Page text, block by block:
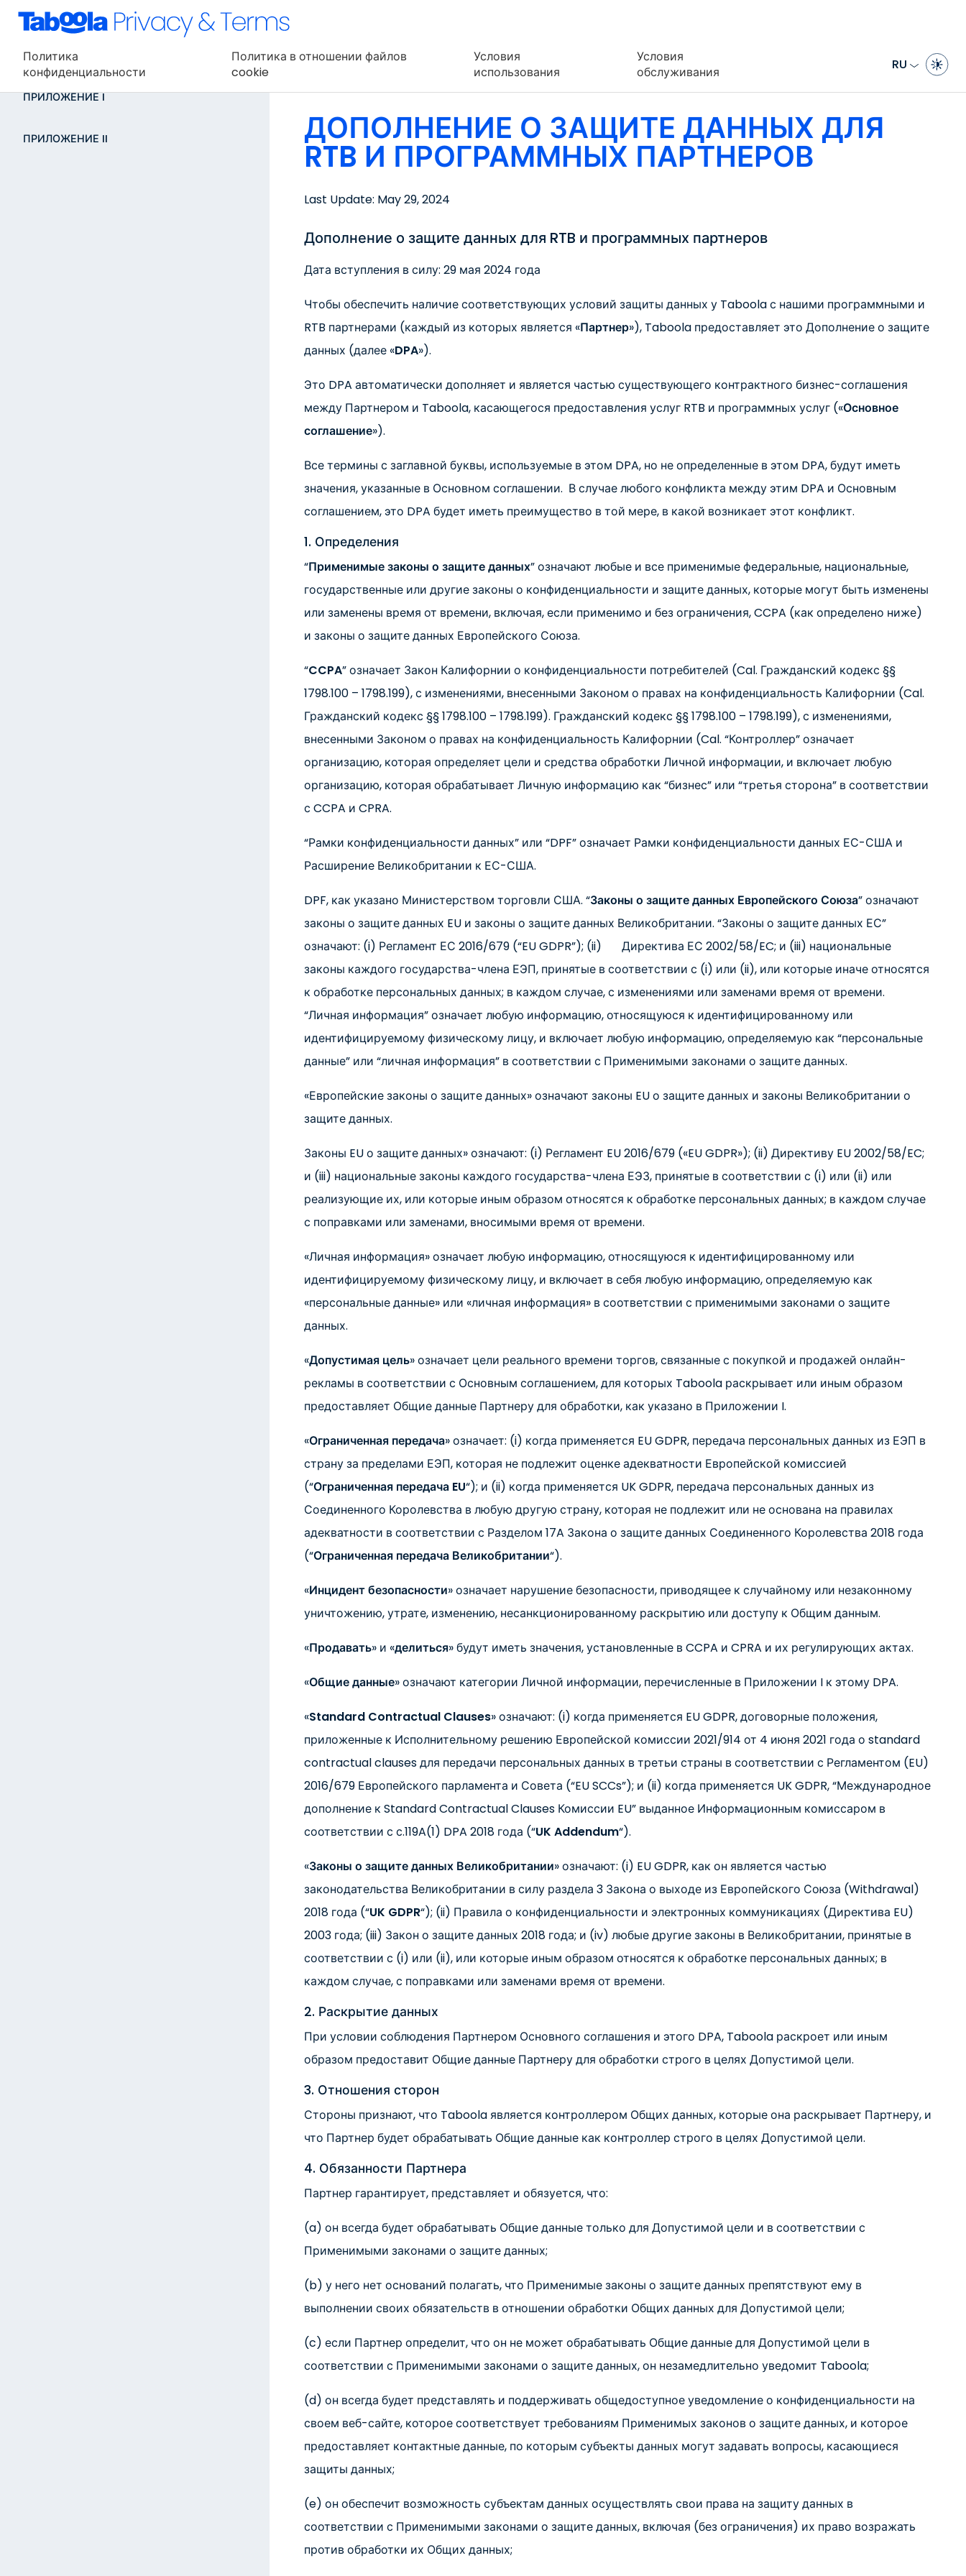
Политика
конфиденциальности
Политика в отношении файлов
cookie
Условия
использования
Условия
обслуживания
RU
ПРИЛОЖЕНИЕ I
ПРИЛОЖЕНИЕ II ДОПОЛНЕНИЕ О ЗАЩИТЕ ДАННЫХ ДЛЯ
RTB И ПРОГРАММНЫХ ПАРТНЕРОВ
Last Update: May 29, 2024
Дополнение о защите данных для RTB и программных партнеров
Дата вступления в силу: 29 мая 2024 года
Чтобы обеспечить наличие соответствующих условий защиты данных у Taboola с нашими программными и
RTB партнерами (каждый из которых является «Партнер»), Taboola предоставляет это Дополнение о защите
данных (далее «DPA»).
Это DPA автоматически дополняет и является частью существующего контрактного бизнес-соглашения
между Партнером и Taboola, касающегося предоставления услуг RTB и программных услуг («Основное
соглашение»).
Все термины с заглавной буквы, используемые в этом DPA, но не определенные в этом DPA, будут иметь
значения, указанные в Основном соглашении. В случае любого конфликта между этим DPA и Основным
соглашением, это DPA будет иметь преимущество в той мере, в какой возникает этот конфликт.
1. Определения
“Применимые законы о защите данных” означают любые и все применимые федеральные, национальные,
государственные или другие законы о конфиденциальности и защите данных, которые могут быть изменены
или заменены время от времени, включая, если применимо и без ограничения, CCPA (как определено ниже)
и законы о защите данных Европейского Союза.
“CCPA” означает Закон Калифорнии о конфиденциальности потребителей (Cal. Гражданский кодекс §§
1798.100 – 1798.199), с изменениями, внесенными Законом о правах на конфиденциальность Калифорнии (Cal.
Гражданский кодекс §§ 1798.100 – 1798.199). Гражданский кодекс §§ 1798.100 – 1798.199), с изменениями,
внесенными Законом о правах на конфиденциальность Калифорнии (Cal. “Контроллер” означает
организацию, которая определяет цели и средства обработки Личной информации, и включает любую
организацию, которая обрабатывает Личную информацию как “бизнес” или “третья сторона” в соответствии
с CCPA и CPRA.
“Рамки конфиденциальности данных” или “DPF” означает Рамки конфиденциальности данных ЕС-США и
Расширение Великобритании к ЕС-США.
DPF, как указано Министерством торговли США. “Законы о защите данных Европейского Союза” означают
законы о защите данных EU и законы о защите данных Великобритании. “Законы о защите данных ЕС”
означают: (i) Регламент ЕС 2016/679 (“EU GDPR”); (ii) Директива ЕС 2002/58/EC; и (iii) национальные
законы каждого государства-члена ЕЭП, принятые в соответствии с (i) или (ii), или которые иначе относятся
к обработке персональных данных; в каждом случае, с изменениями или заменами время от времени.
“Личная информация” означает любую информацию, относящуюся к идентифицированному или
идентифицируемому физическому лицу, и включает любую информацию, определяемую как “персональные
данные” или “личная информация” в соответствии с Применимыми законами о защите данных.
«Европейские законы о защите данных» означают законы EU о защите данных и законы Великобритании о
защите данных.
Законы EU о защите данных» означают: (i) Регламент EU 2016/679 («EU GDPR»); (ii) Директиву EU 2002/58/EC;
и (iii) национальные законы каждого государства-члена ЕЭЗ, принятые в соответствии с (i) или (ii) или
реализующие их, или которые иным образом относятся к обработке персональных данных; в каждом случае
с поправками или заменами, вносимыми время от времени.
«Личная информация» означает любую информацию, относящуюся к идентифицированному или
идентифицируемому физическому лицу, и включает в себя любую информацию, определяемую как
«персональные данные» или «личная информация» в соответствии с применимыми законами о защите
данных.
«Допустимая цель» означает цели реального времени торгов, связанные с покупкой и продажей онлайн-
рекламы в соответствии с Основным соглашением, для которых Taboola раскрывает или иным образом
предоставляет Общие данные Партнеру для обработки, как указано в Приложении I.
«Ограниченная передача» означает: (i) когда применяется EU GDPR, передача персональных данных из ЕЭП в
страну за пределами ЕЭП, которая не подлежит оценке адекватности Европейской комиссией
(“Ограниченная передача EU“); и (ii) когда применяется UK GDPR, передача персональных данных из
Соединенного Королевства в любую другую страну, которая не подлежит или не основана на правилах
адекватности в соответствии с Разделом 17A Закона о защите данных Соединенного Королевства 2018 года
(“Ограниченная передача Великобритании“).
«Инцидент безопасности» означает нарушение безопасности, приводящее к случайному или незаконному
уничтожению, утрате, изменению, несанкционированному раскрытию или доступу к Общим данным.
«Продавать» и «делиться» будут иметь значения, установленные в CCPA и CPRA и их регулирующих актах.
«Общие данные» означают категории Личной информации, перечисленные в Приложении I к этому DPA.
«Standard Contractual Clauses» означают: (i) когда применяется EU GDPR, договорные положения,
приложенные к Исполнительному решению Европейской комиссии 2021/914 от 4 июня 2021 года о standard
contractual clauses для передачи персональных данных в третьи страны в соответствии с Регламентом (EU)
2016/679 Европейского парламента и Совета (“EU SCCs”); и (ii) когда применяется UK GDPR, “Международное
дополнение к Standard Contractual Clauses Комиссии EU” выданное Информационным комиссаром в
соответствии с с.119A(1) DPA 2018 года (“UK Addendum“).
«Законы о защите данных Великобритании» означают: (i) EU GDPR, как он является частью
законодательства Великобритании в силу раздела 3 Закона о выходе из Европейского Союза (Withdrawal)
2018 года (“UK GDPR“); (ii) Правила о конфиденциальности и электронных коммуникациях (Директива EU)
2003 года; (iii) Закон о защите данных 2018 года; и (iv) любые другие законы в Великобритании, принятые в
соответствии с (i) или (ii), или которые иным образом относятся к обработке персональных данных; в
каждом случае, с поправками или заменами время от времени.
2. Раскрытие данных
При условии соблюдения Партнером Основного соглашения и этого DPA, Taboola раскроет или иным
образом предоставит Общие данные Партнеру для обработки строго в целях Допустимой цели.
3. Отношения сторон
Стороны признают, что Taboola является контроллером Общих данных, которые она раскрывает Партнеру, и
что Партнер будет обрабатывать Общие данные как контроллер строго в целях Допустимой цели.
4. Обязанности Партнера
Партнер гарантирует, представляет и обязуется, что:
(a) он всегда будет обрабатывать Общие данные только для Допустимой цели и в соответствии с
Применимыми законами о защите данных;
(b) у него нет оснований полагать, что Применимые законы о защите данных препятствуют ему в
выполнении своих обязательств в отношении обработки Общих данных для Допустимой цели;
(c) если Партнер определит, что он не может обрабатывать Общие данные для Допустимой цели в
соответствии с Применимыми законами о защите данных, он незамедлительно уведомит Taboola;
(d) он всегда будет представлять и поддерживать общедоступное уведомление о конфиденциальности на
своем веб-сайте, которое соответствует требованиям Применимых законов о защите данных, и которое
предоставляет контактные данные, по которым субъекты данных могут задавать вопросы, касающиеся
защиты данных;
(e) он обеспечит возможность субъектам данных осуществлять свои права на защиту данных в
соответствии с Применимыми законами о защите данных, включая (без ограничения) их право возражать
против обработки их Общих данных;